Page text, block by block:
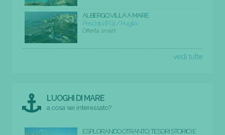
ALBERGO VILLA A MARE
Peschici (FG) / Puglia
Offerta smart
vedi tutte
LUOGHI DI MARE
a cosa sei interessato?
ESPLORANDO OTRANTO: TESORI STORICI E